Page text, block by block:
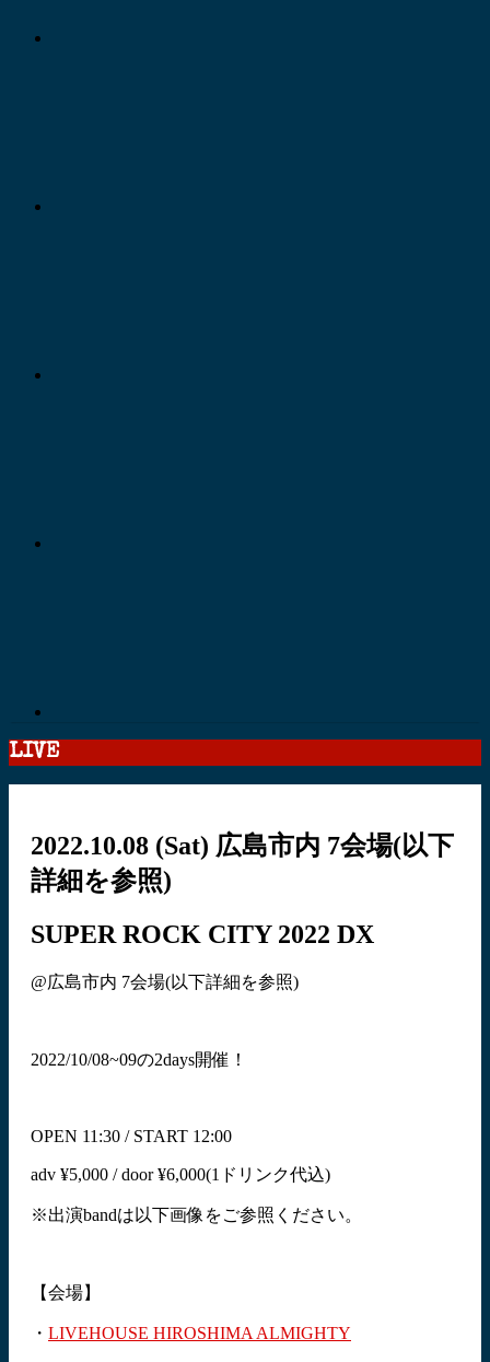
LIVE
2022.10.08 (Sat) 広島市内 7会場(以下
詳細を参照)
SUPER ROCK CITY 2022 DX
@広島市内 7会場(以下詳細を参照)
2022/10/08~09の2days開催！
OPEN 11:30 / START 12:00
adv ¥5,000 / door ¥6,000(1ドリンク代込)
※出演bandは以下画像をご参照ください。
【会場】
・ LIVEHOUSE HIROSHIMA ALMIGHTY